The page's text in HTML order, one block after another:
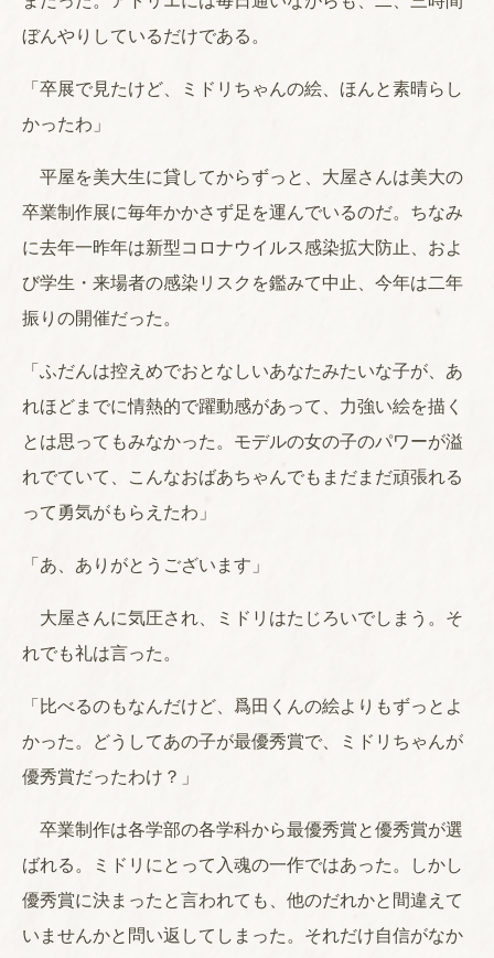
ぼんやりしているだけである。
「卒展で見たけど、ミドリちゃんの絵、ほんと素晴らし
かったわ」
平屋を美大生に貸してからずっと、大屋さんは美大の
卒業制作展に毎年かかさず足を運んでいるのだ。ちなみ
に去年一昨年は新型コロナウイルス感染拡大防止、およ
び学生・来場者の感染リスクを鑑みて中止、今年は二年
振りの開催だった。
「ふだんは控えめでおとなしいあなたみたいな子が、あ
れほどまでに情熱的で躍動感があって、力強い絵を描く
とは思ってもみなかった。モデルの女の子のパワーが溢
れでていて、こんなおばあちゃんでもまだまだ頑張れる
って勇気がもらえたわ」
「あ、ありがとうございます」
大屋さんに気圧され、ミドリはたじろいでしまう。そ
れでも礼は言った。
「比べるのもなんだけど、 爲田 くんの絵よりもずっとよ
かった。どうしてあの子が最優秀賞で、ミドリちゃんが
優秀賞だったわけ？」
卒業制作は各学部の各学科から最優秀賞と優秀賞が選
ばれる。ミドリにとって入魂の一作ではあった。しかし
優秀賞に決まったと言われても、他のだれかと間違えて
いませんかと問い返してしまった。それだけ自信がなか